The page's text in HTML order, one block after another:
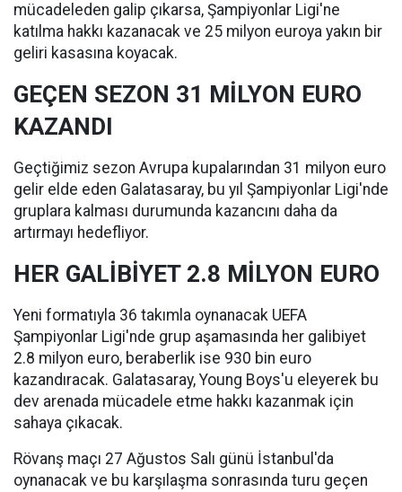
mücadeleden galip çıkarsa, Şampiyonlar Ligi'ne
katılma hakkı kazanacak ve 25 milyon euroya yakın bir
geliri kasasına koyacak.
GEÇEN SEZON 31 MİLYON EURO
KAZANDI
Geçtiğimiz sezon Avrupa kupalarından 31 milyon euro
gelir elde eden Galatasaray, bu yıl Şampiyonlar Ligi'nde
gruplara kalması durumunda kazancını daha da
artırmayı hedefliyor.
HER GALİBİYET 2.8 MİLYON EURO
Yeni formatıyla 36 takımla oynanacak UEFA
Şampiyonlar Ligi'nde grup aşamasında her galibiyet
2.8 milyon euro, beraberlik ise 930 bin euro
kazandıracak. Galatasaray, Young Boys'u eleyerek bu
dev arenada mücadele etme hakkı kazanmak için
sahaya çıkacak.
Rövanş maçı 27 Ağustos Salı günü İstanbul'da
oynanacak ve bu karşılaşma sonrasında turu geçen